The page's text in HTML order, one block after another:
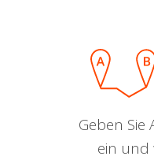
Geben
ein und